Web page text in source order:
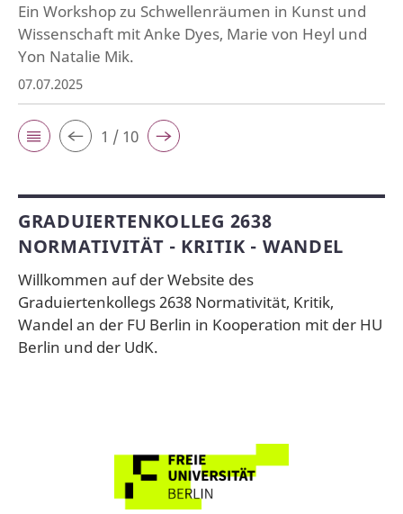
Ein Workshop zu Schwellenräumen in Kunst und
Wissenschaft mit Anke Dyes, Marie von Heyl und
Yon Natalie Mik.
07.07.2025
1 / 10
GRADUIERTENKOLLEG 2638
NORMATIVITÄT - KRITIK - WANDEL
Willkommen auf der Website des
Graduiertenkollegs 2638 Normativität, Kritik,
Wandel an der FU Berlin in Kooperation mit der HU
Berlin und der UdK.